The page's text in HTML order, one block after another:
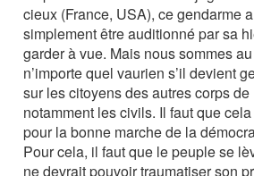
cieux (France, USA), ce gendarme
simplement être auditionné par sa
garder à vue. Mais nous sommes
n’importe quel vaurien s’il devient
sur les citoyens des autres corps
notamment les civils. Il faut que
pour la bonne marche de la
Pour cela, il faut que le peuple se
ne devrait pouvoir traumatiser son